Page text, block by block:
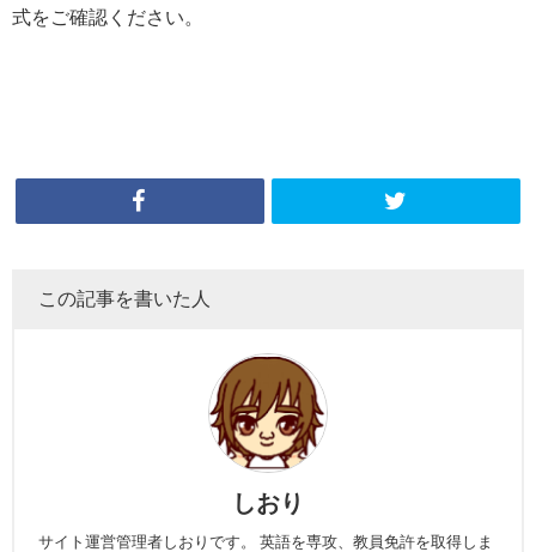
式をご確認ください。
この記事を書いた人
しおり
サイト運営管理者しおりです。 英語を専攻、教員免許を取得しま